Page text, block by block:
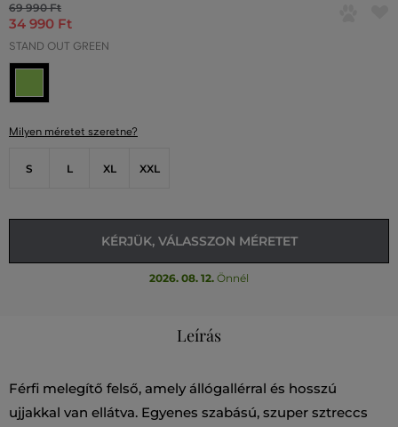
69 990 Ft
34 990 Ft
STAND OUT GREEN
Milyen méretet szeretne?
S L XL XXL
KÉRJÜK, VÁLASSZON MÉRETET
2026. 08. 12. Önnél
Leírás
Férfi melegítő felső, amely állógallérral és hosszú
ujjakkal van ellátva. Egyenes szabású, szuper sztreccs